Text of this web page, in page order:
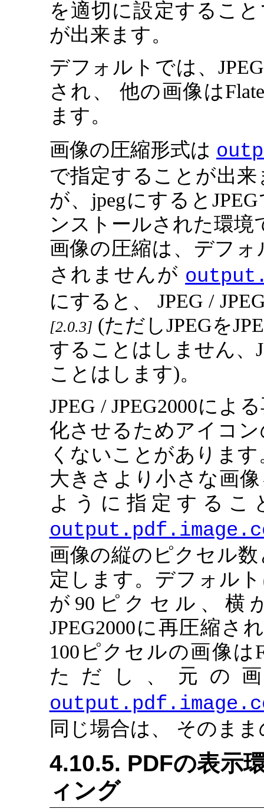
を適切に設定するこ
が出来ます。
デフォルトでは、
され、 他の画像は
ます。
画像の圧縮形式は
で指定することが出来
が、jpegにすると
ンストールされた環境
画像の圧縮は、デフォ
されませんが
にすると、 JPEG /
2.0.3
(ただしJPEGを
することはしません、
ことはします)。
JPEG / JPEG2000によ
化させるためアイコ
くないことがありま
大きさより小さな画像
ように指定する
画像の縦のピクセル
定します。デフォル
が90ピクセル、横
JPEG2000に再圧縮さ
100ピクセルの画像は
ただし、元の画
同じ場合は、 そのま
4.10.5. PDFの表示
ィング